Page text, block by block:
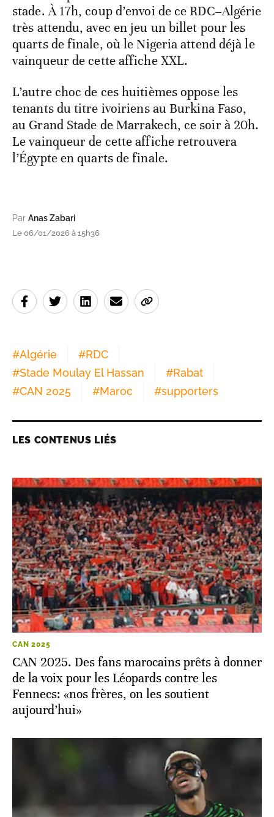
stade. À 17h, coup d’envoi de ce RDC–Algérie
très attendu, avec en jeu un billet pour les
quarts de finale, où le Nigeria attend déjà le
vainqueur de cette affiche XXL.
L’autre choc de ces huitièmes oppose les
tenants du titre ivoiriens au Burkina Faso,
au Grand Stade de Marrakech, ce soir à 20h.
Le vainqueur de cette affiche retrouvera
l’Égypte en quarts de finale.
Par Anas Zabari
Le 06/01/2026 à 15h36
#Algérie #RDC
#Stade Moulay El Hassan #Rabat
#CAN 2025 #Maroc #supporters
LES CONTENUS LIÉS
CAN 2025
CAN 2025. Des fans marocains prêts à donner
de la voix pour les Léopards contre les
Fennecs: «nos frères, on les soutient
aujourd’hui»